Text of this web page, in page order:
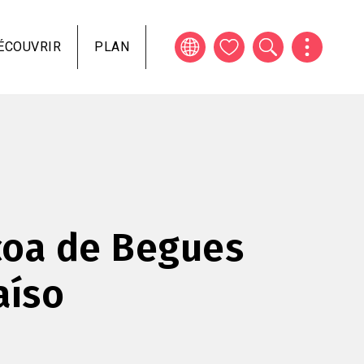
PLAN
de Begues